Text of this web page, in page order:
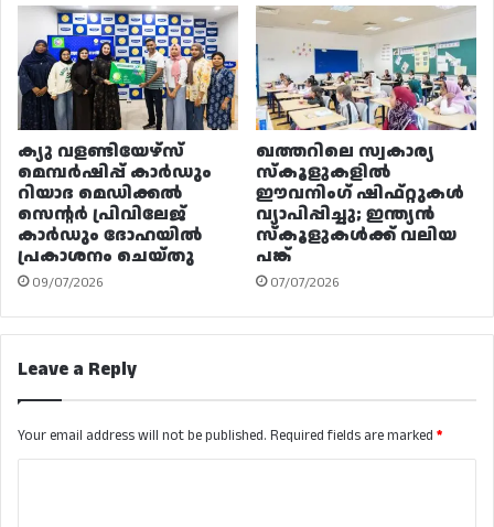
ക്യു വളണ്ടിയേഴ്‌സ്
മെമ്പർഷിപ്പ് കാർഡും
റിയാദ മെഡിക്കൽ
സെന്റർ പ്രിവിലേജ്
കാർഡും ദോഹയിൽ
പ്രകാശനം ചെയ്തു
09/07/2026
ഖത്തറിലെ സ്വകാര്യ
സ്കൂളുകളിൽ
ഈവനിംഗ് ഷിഫ്റ്റുകൾ
വ്യാപിപ്പിച്ചു; ഇന്ത്യൻ
സ്കൂളുകൾക്ക് വലിയ
പങ്ക്
07/07/2026
Leave a Reply
Your email address will not be published. Required fields are marked *